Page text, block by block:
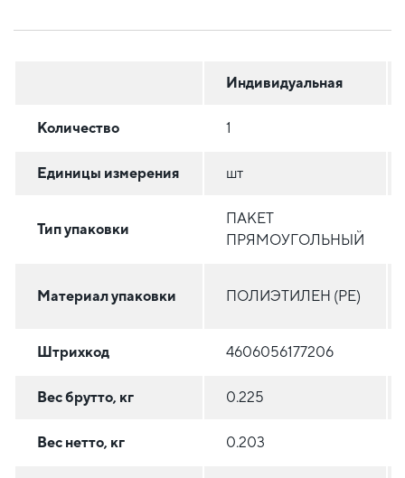
Индивидуальная
Количество 1
Единицы измерения шт
Тип упаковки
ПАКЕТ
ПРЯМОУГОЛЬНЫЙ
Материал упаковки ПОЛИЭТИЛЕН (PE)
Штрихкод 4606056177206
Вес брутто, кг 0.225
Вес нетто, кг 0.203